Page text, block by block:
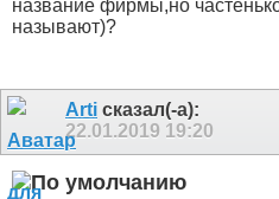
название фирмы,но
называют)?
Arti сказал(-а):
22.01.2019 19:20